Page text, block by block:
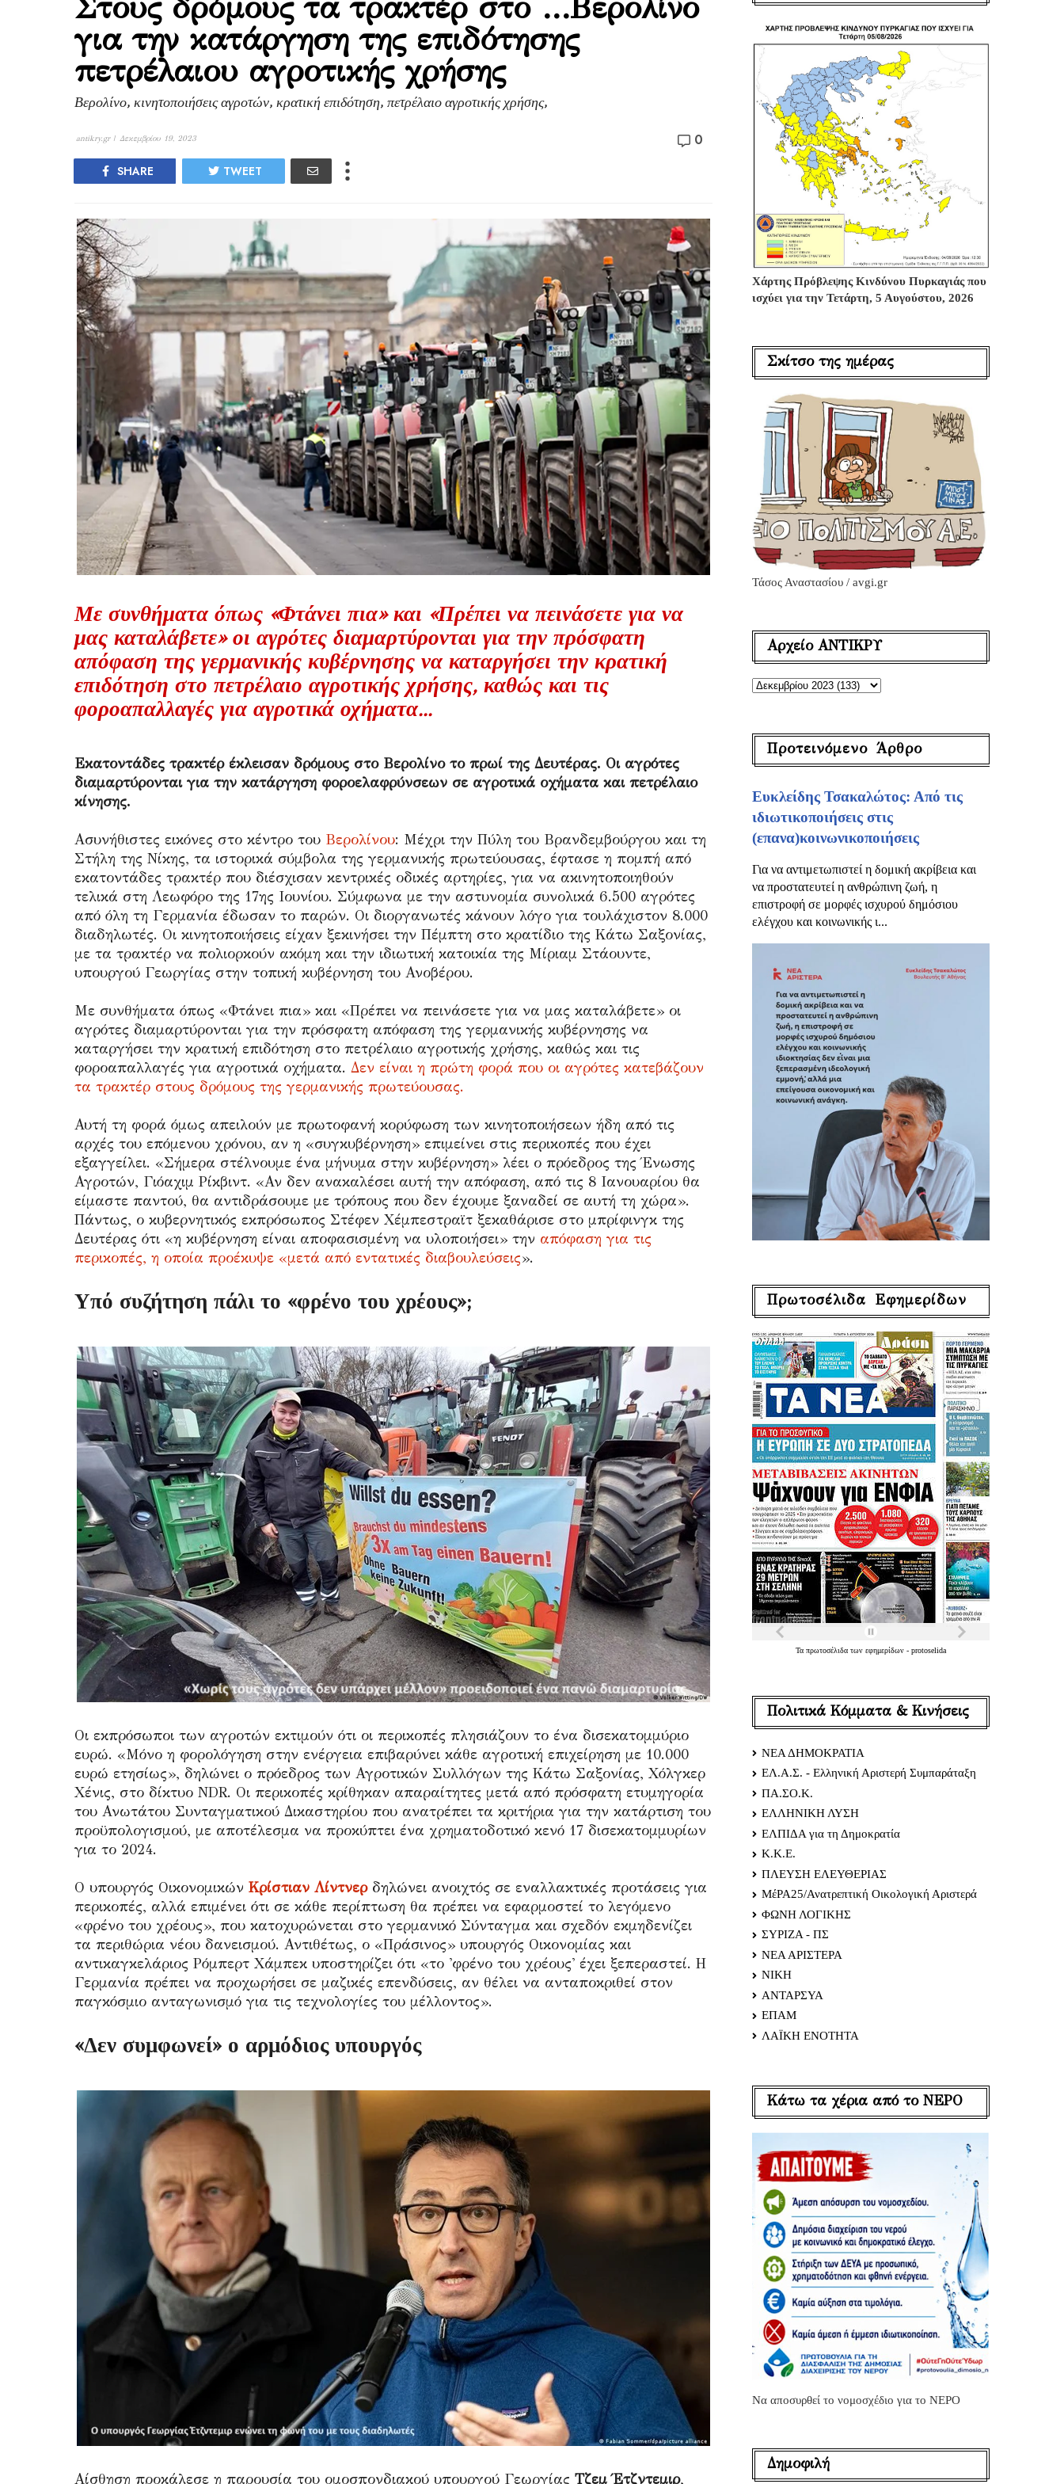
για την κατάργηση της επιδότησης
πετρέλαιου αγροτικής χρήσης
Βερολίνο, κινητοποιήσεις αγροτών, κρατική επιδότηση, πετρέλαιο αγροτικής χρήσης,
antikry.gr | Δεκεμβρίου 19, 2023 0
SHARE TWEET
Με συνθήματα όπως «Φτάνει πια» και «Πρέπει να πεινάσετε για να
μας καταλάβετε» οι αγρότες διαμαρτύρονται για την πρόσφατη
απόφαση της γερμανικής κυβέρνησης να καταργήσει την κρατική
επιδότηση στο πετρέλαιο αγροτικής χρήσης, καθώς και τις
φοροαπαλλαγές για αγροτικά οχήματα...
Εκατοντάδες τρακτέρ έκλεισαν δρόμους στο Βερολίνο το πρωί της Δευτέρας. Οι αγρότες
διαμαρτύρονται για την κατάργηση φοροελαφρύνσεων σε αγροτικά οχήματα και πετρέλαιο
κίνησης.
Ασυνήθιστες εικόνες στο κέντρο του Βερολίνου: Μέχρι την Πύλη του Βρανδεμβούργου και τη
Στήλη της Νίκης, τα ιστορικά σύμβολα της γερμανικής πρωτεύουσας, έφτασε η πομπή από
εκατοντάδες τρακτέρ που διέσχισαν κεντρικές οδικές αρτηρίες, για να ακινητοποιηθούν
τελικά στη Λεωφόρο της 17ης Ιουνίου. Σύμφωνα με την αστυνομία συνολικά 6.500 αγρότες
από όλη τη Γερμανία έδωσαν το παρών. Οι διοργανωτές κάνουν λόγο για τουλάχιστον 8.000
διαδηλωτές. Οι κινητοποιήσεις είχαν ξεκινήσει την Πέμπτη στο κρατίδιο της Κάτω Σαξονίας,
με τα τρακτέρ να πολιορκούν ακόμη και την ιδιωτική κατοικία της Μίριαμ Στάουντε,
υπουργού Γεωργίας στην τοπική κυβέρνηση του Ανοβέρου.
Με συνθήματα όπως «Φτάνει πια» και «Πρέπει να πεινάσετε για να μας καταλάβετε» οι
αγρότες διαμαρτύρονται για την πρόσφατη απόφαση της γερμανικής κυβέρνησης να
καταργήσει την κρατική επιδότηση στο πετρέλαιο αγροτικής χρήσης, καθώς και τις
φοροαπαλλαγές για αγροτικά οχήματα. Δεν είναι η πρώτη φορά που οι αγρότες κατεβάζουν
τα τρακτέρ στους δρόμους της γερμανικής πρωτεύουσας.
Αυτή τη φορά όμως απειλούν με πρωτοφανή κορύφωση των κινητοποιήσεων ήδη από τις
αρχές του επόμενου χρόνου, αν η «συγκυβέρνηση» επιμείνει στις περικοπές που έχει
εξαγγείλει. «Σήμερα στέλνουμε ένα μήνυμα στην κυβέρνηση» λέει ο πρόεδρος της Ένωσης
Αγροτών, Γιόαχιμ Ρίκβιντ. «Αν δεν ανακαλέσει αυτή την απόφαση, από τις 8 Ιανουαρίου θα
είμαστε παντού, θα αντιδράσουμε με τρόπους που δεν έχουμε ξαναδεί σε αυτή τη χώρα».
Πάντως, ο κυβερνητικός εκπρόσωπος Στέφεν Χέμπεστραϊτ ξεκαθάρισε στο μπρίφινγκ της
Δευτέρας ότι «η κυβέρνηση είναι αποφασισμένη να υλοποιήσει» την απόφαση για τις
περικοπές, η οποία προέκυψε «μετά από εντατικές διαβουλεύσεις».
Υπό συζήτηση πάλι το «φρένο του χρέους»;
Οι εκπρόσωποι των αγροτών εκτιμούν ότι οι περικοπές πλησιάζουν το ένα δισεκατομμύριο
ευρώ. «Μόνο η φορολόγηση στην ενέργεια επιβαρύνει κάθε αγροτική επιχείρηση με 10.000
ευρώ ετησίως», δηλώνει ο πρόεδρος των Αγροτικών Συλλόγων της Κάτω Σαξονίας, Χόλγκερ
Χένις, στο δίκτυο NDR. Οι περικοπές κρίθηκαν απαραίτητες μετά από πρόσφατη ετυμηγορία
του Ανωτάτου Συνταγματικού Δικαστηρίου που ανατρέπει τα κριτήρια για την κατάρτιση του
προϋπολογισμού, με αποτέλεσμα να προκύπτει ένα χρηματοδοτικό κενό 17 δισεκατομμυρίων
για το 2024.
Ο υπουργός Οικονομικών Κρίστιαν Λίντνερδηλώνει ανοιχτός σε εναλλακτικές προτάσεις για
περικοπές, αλλά επιμένει ότι σε κάθε περίπτωση θα πρέπει να εφαρμοστεί το λεγόμενο
«φρένο του χρέους», που κατοχυρώνεται στο γερμανικό Σύνταγμα και σχεδόν εκμηδενίζει
τα περιθώρια νέου δανεισμού. Αντιθέτως, ο «Πράσινος» υπουργός Οικονομίας και
αντικαγκελάριος Ρόμπερτ Χάμπεκ υποστηρίζει ότι «το 'φρένο του χρέους' έχει ξεπεραστεί. Η
Γερμανία πρέπει να προχωρήσει σε μαζικές επενδύσεις, αν θέλει να ανταποκριθεί στον
παγκόσμιο ανταγωνισμό για τις τεχνολογίες του μέλλοντος».
«Δεν συμφωνεί» ο αρμόδιος υπουργός
Αίσθηση προκάλεσε η παρουσία του ομοσπονδιακού υπουργού Γεωργίας Τζεμ Έτζντεμιρ,
Χάρτης Πρόβλεψης Κινδύνου Πυρκαγιάς που
ισχύει για την Τετάρτη, 5 Αυγούστου, 2026
Σκίτσο της ημέρας
Τάσος Αναστασίου / avgi.gr
Αρχείο ΑΝΤΙΚΡΥ
Προτεινόμενο Άρθρο
Ευκλείδης Τσακαλώτος: Από τις
ιδιωτικοποιήσεις στις
(επανα)κοινωνικοποιήσεις
Για να αντιμετωπιστεί η δομική ακρίβεια και
να προστατευτεί η ανθρώπινη ζωή, η
επιστροφή σε μορφές ισχυρού δημόσιου
ελέγχου και κοινωνικής ι...
Πρωτοσέλιδα Εφημερίδων
Τα πρωτοσέλιδα των εφημερίδων - protoselida
Πολιτικά Κόμματα & Κινήσεις
ΝΕΑ ΔΗΜΟΚΡΑΤΙΑ
ΕΛ.Α.Σ. - Ελληνική Αριστερή Συμπαράταξη
ΠΑ.ΣΟ.Κ.
ΕΛΛΗΝΙΚΗ ΛΥΣΗ
ΕΛΠΙΔΑ για τη Δημοκρατία
Κ.Κ.Ε.
ΠΛΕΥΣΗ ΕΛΕΥΘΕΡΙΑΣ
ΜέΡΑ25/Ανατρεπτική Οικολογική Αριστερά
ΦΩΝΗ ΛΟΓΙΚΗΣ
ΣΥΡΙΖΑ - ΠΣ
ΝΕΑ ΑΡΙΣΤΕΡΑ
ΝΙΚΗ
ΑΝΤΑΡΣΥΑ
ΕΠΑΜ
ΛΑΪΚΗ ΕΝΟΤΗΤΑ
Κάτω τα χέρια από το ΝΕΡΟ
Να αποσυρθεί το νομοσχέδιο για το ΝΕΡΟ
Δημοφιλή